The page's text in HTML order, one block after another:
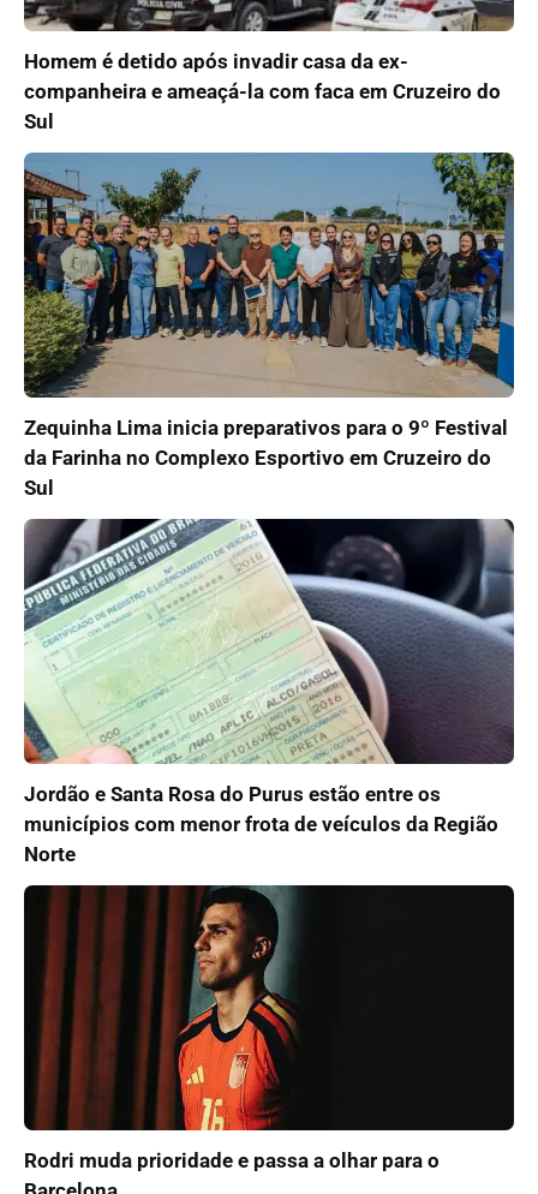
Homem é detido após invadir casa da ex-
companheira e ameaçá-la com faca em Cruzeiro do
Sul
Zequinha Lima inicia preparativos para o 9º Festival
da Farinha no Complexo Esportivo em Cruzeiro do
Sul
Jordão e Santa Rosa do Purus estão entre os
municípios com menor frota de veículos da Região
Norte
Rodri muda prioridade e passa a olhar para o